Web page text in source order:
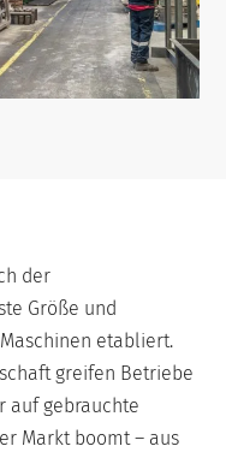
der
Größe und
etabliert.
greifen Betriebe
auf gebrauchte
Markt boomt – aus